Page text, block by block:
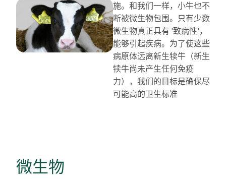
施。和我们一样，小牛也不
断被微生物包围。只有少数
微生物真正具有 '致病性'，
能够引起疾病。为了使这些
病原体远离新生犊牛（新生
犊牛尚未产生任何免疫
力），我们的目标是确保尽
可能高的卫生标准
微生物